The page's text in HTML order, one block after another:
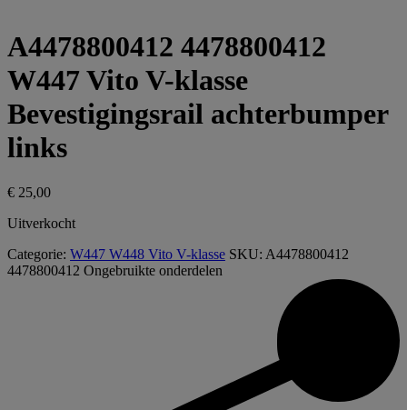
A4478800412 4478800412
W447 Vito V-klasse
Bevestigingsrail achterbumper
links
€ 25,00
Uitverkocht
Categorie: W447 W448 Vito V-klasse SKU: A4478800412
4478800412 Ongebruikte onderdelen